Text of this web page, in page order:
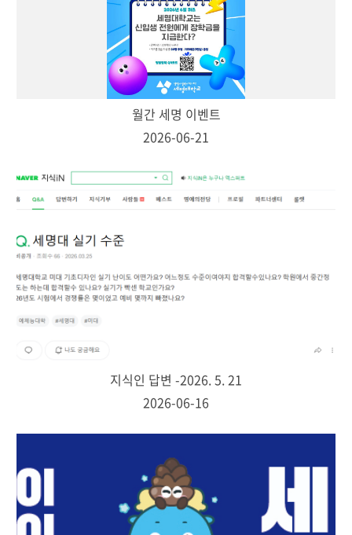
월간 세명 이벤트
2026-06-21
지식인 답변 -2026. 5. 21
2026-06-16